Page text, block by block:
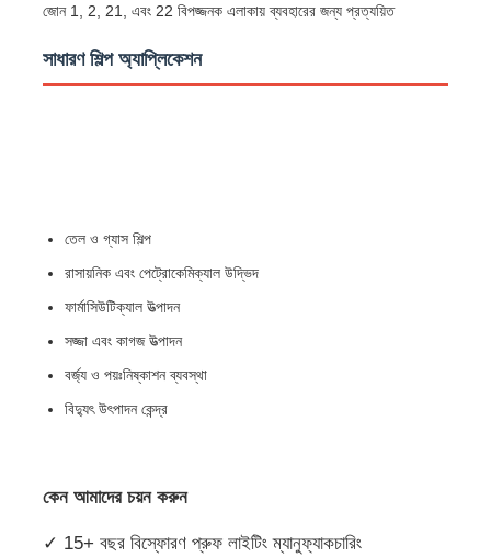
বিস্ফোরণ প্রতিরোধী বাক্স
বিস্ফোরণ প্রমাণ প্লাগ এবং সকেট
জোন 1, 2, 21, এবং 22 বিপজ্জনক এলাকায় ব্যবহারের জন্য প্রত্যয়িত
সাধারণ শিল্প অ্যাপ্লিকেশন
তেল ও গ্যাস শিল্প
রাসায়নিক এবং পেট্রোকেমিক্যাল উদ্ভিদ
ফার্মাসিউটিক্যাল উত্পাদন
সজ্জা এবং কাগজ উত্পাদন
বর্জ্য ও পয়ঃনিষ্কাশন ব্যবস্থা
বিদ্যুৎ উৎপাদন কেন্দ্র
কেন আমাদের চয়ন করুন
✓ 15+ বছর বিস্ফোরণ প্রুফ লাইটিং ম্যানুফ্যাকচারিং